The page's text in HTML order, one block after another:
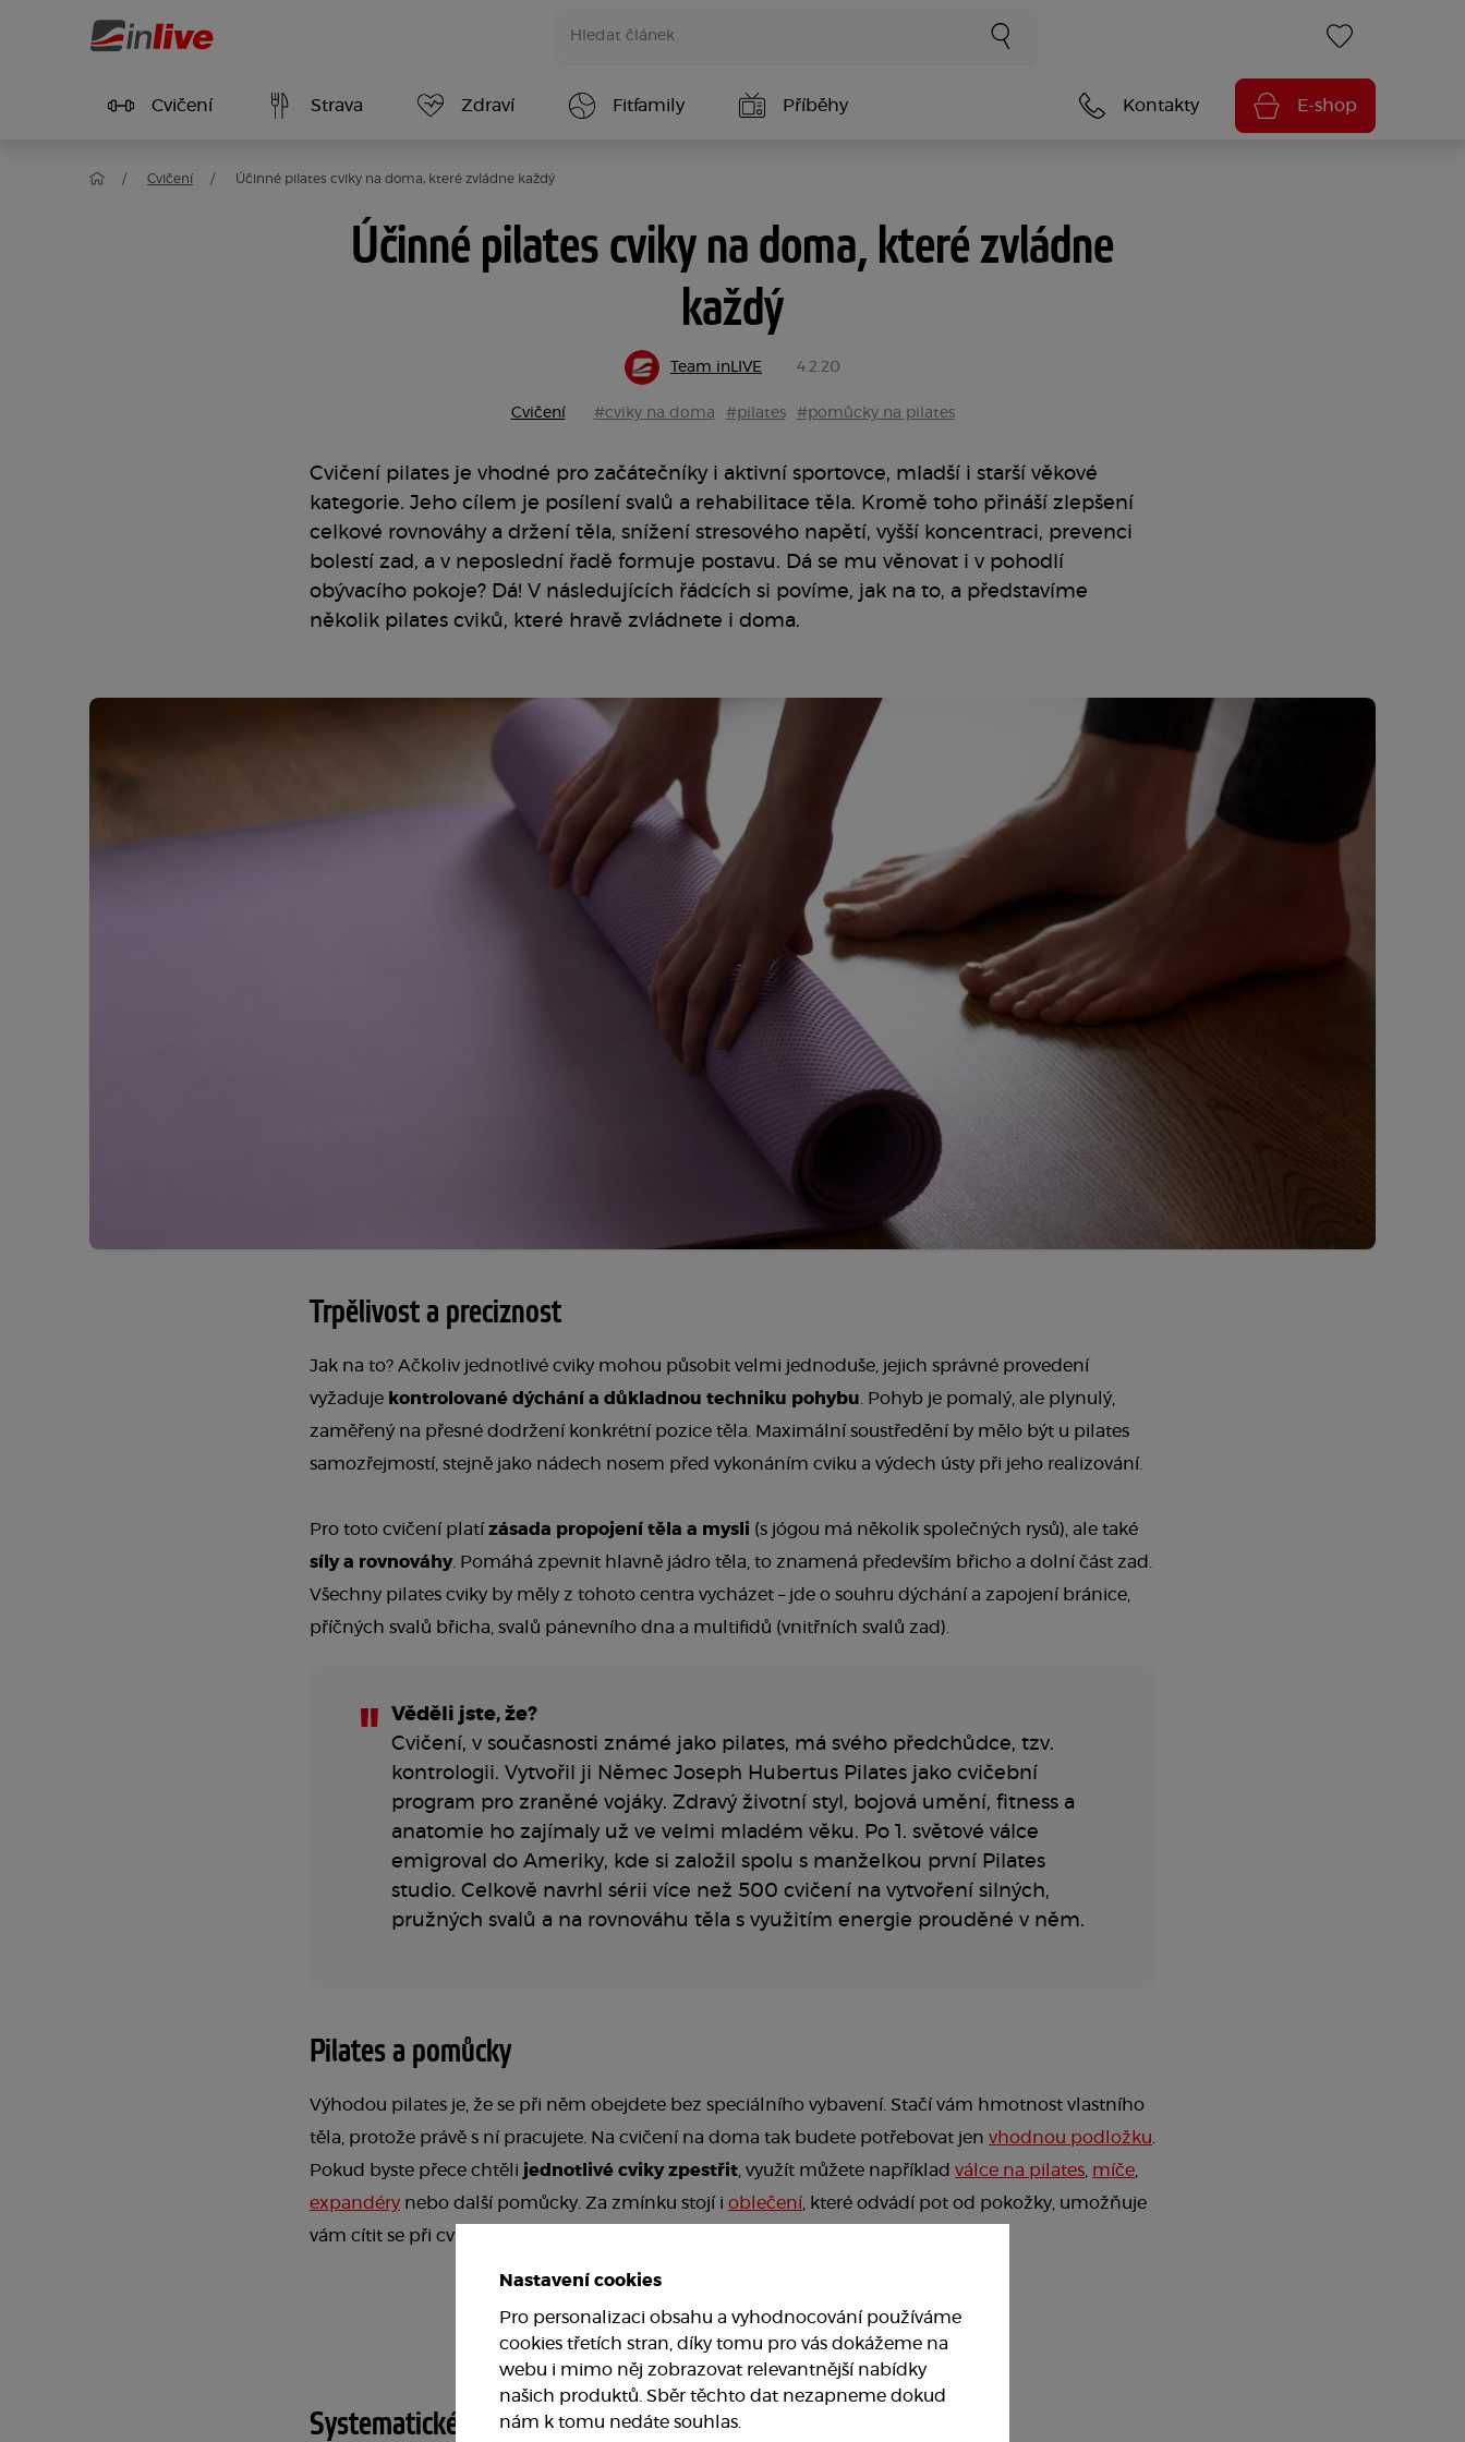
Cvičení Strava Zdraví Fitfamily Příběhy Kontakty E-shop
Cvičení Účinné pilates cviky na doma, které zvládne každý
Účinné pilates cviky na doma, které zvládne
každý
Team inLIVE 4.2.20
Cvičení #cviky na doma #pilates #pomůcky na pilates
Cvičení pilates je vhodné pro začátečníky i aktivní sportovce, mladší i starší věkové
kategorie. Jeho cílem je posílení svalů a rehabilitace těla. Kromě toho přináší zlepšení
celkové rovnováhy a držení těla, snížení stresového napětí, vyšší koncentraci, prevenci
bolestí zad, a v neposlední řadě formuje postavu. Dá se mu věnovat i v pohodlí
obývacího pokoje? Dá! V následujících řádcích si povíme, jak na to, a představíme
několik pilates cviků, které hravě zvládnete i doma.
Trpělivost a preciznost
Jak na to? Ačkoliv jednotlivé cviky mohou působit velmi jednoduše, jejich správné provedení
vyžaduje kontrolované dýchání a důkladnou techniku pohybu . Pohyb je pomalý, ale plynulý,
zaměřený na přesné dodržení konkrétní pozice těla. Maximální soustředění by mělo být u pilates
samozřejmostí, stejně jako nádech nosem před vykonáním cviku a výdech ústy při jeho realizování.
Pro toto cvičení platí zásada propojení těla a mysli (s jógou má několik společných rysů), ale také
síly a rovnováhy. Pomáhá zpevnit hlavně jádro těla, to znamená především břicho a dolní část zad.
Všechny pilates cviky by měly z tohoto centra vycházet – jde o souhru dýchání a zapojení bránice,
příčných svalů břicha, svalů pánevního dna a multifidů (vnitřních svalů zad).
Věděli jste, že?
Cvičení, v současnosti známé jako pilates, má svého předchůdce, tzv.
kontrologii. Vytvořil ji Němec Joseph Hubertus Pilates jako cvičební
program pro zraněné vojáky. Zdravý životní styl, bojová umění, fitness a
anatomie ho zajímaly už ve velmi mladém věku. Po 1. světové válce
emigroval do Ameriky, kde si založil spolu s manželkou první Pilates
studio. Celkově navrhl sérii více než 500 cvičení na vytvoření silných,
pružných svalů a na rovnováhu těla s využitím energie prouděné v něm.
Pilates a pomůcky
Výhodou pilates je, že se při něm obejdete bez speciálního vybavení. Stačí vám hmotnost vlastního
těla, protože právě s ní pracujete. Na cvičení na doma tak budete potřebovat jen vhodnou podložku
Pokud byste přece chtěli jednotlivé cviky zpestřit , využít můžete například válce na pilates míče
expandéry nebo další pomůcky. Za zmínku stojí i oblečení , které odvádí pot od pokožky, umožňuje
vám cítit se při cvičení pohodlně, a tím se lépe soustředit na konkrétní cviky.
Míč a válec na pilates. Zdroj: Insportline.sk
Systematické cvičení
Nastavení cookies
Pro personalizaci obsahu a vyhodnocování používáme
cookies třetích stran, díky tomu pro vás dokážeme na
webu i mimo něj zobrazovat relevantnější nabídky
našich produktů. Sběr těchto dat nezapneme dokud
nám k tomu nedáte souhlas.